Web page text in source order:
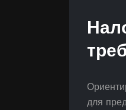
для